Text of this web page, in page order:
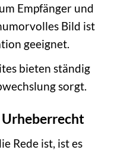
Empfänger und
Bild ist
geeignet.
bieten ständig
sorgt.
Rede ist, ist es